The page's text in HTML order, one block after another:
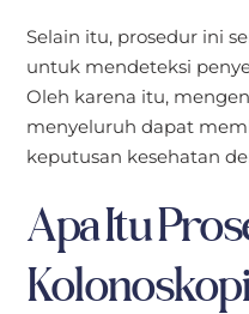
Selain itu, prosedur ini
untuk mendeteksi
Oleh karena itu,
menyeluruh dapat
keputusan kesehatan
Apa Itu